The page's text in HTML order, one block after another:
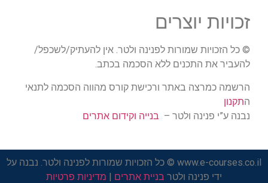
זכויות יוצרים
© כל הזכויות שמורות לפנינה ולטר. אין להעתיק/לשכפל/
להעביר את התכנים ללא הסכמה בכתב.
הרשמה כמרצה באתר ורכישת קורס מהווה הסכמה לתנאי
התקנון
נבנה ע”י פנינה ולטר – בנייה וקידום אתרים
www.e-courses.co.il © כל הזכויות שמורות לפנינה ולטר. נבנה על
ידי פנינה ולטר בניית אתרים | מדיניות פרטיות